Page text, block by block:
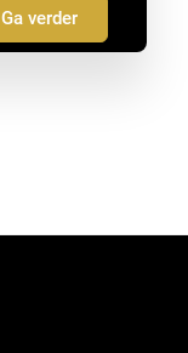
Ga verder